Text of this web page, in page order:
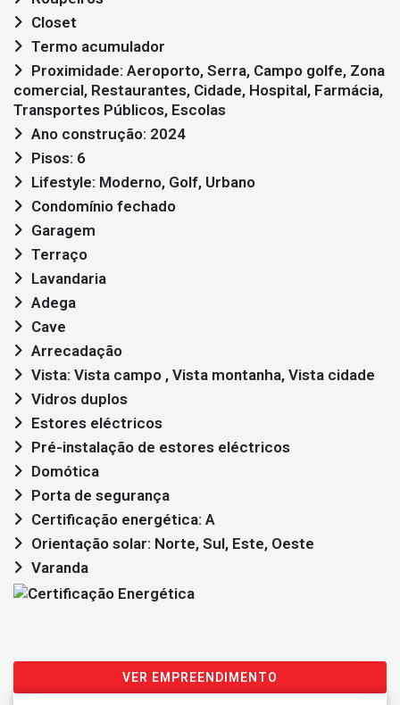
Closet
Termo acumulador
comercial, Restaurantes, Cidade, Hospital, Farmácia,
Transportes Públicos, Escolas
Ano construção: 2024
Pisos: 6
Lifestyle: Moderno, Golf, Urbano
Condomínio fechado
Garagem
Terraço
Lavandaria
Adega
Cave
Arrecadação
Vista: Vista campo , Vista montanha, Vista cidade
Vidros duplos
Estores eléctricos
Pré-instalação de estores eléctricos
Domótica
Porta de segurança
Certificação energética: A
Orientação solar: Norte, Sul, Este, Oeste
Varanda
VER EMPREENDIMENTO